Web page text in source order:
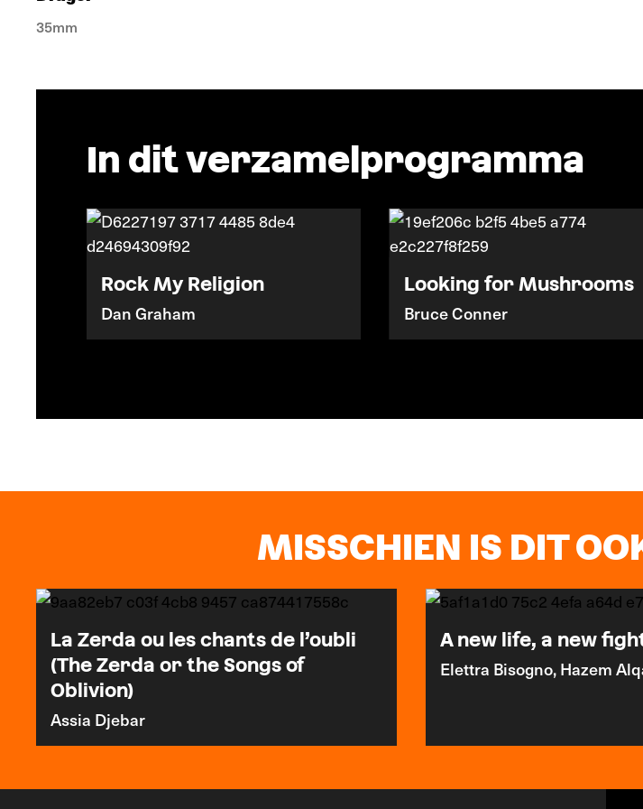
35mm
In dit verzamelprogramma
Rock My Religion
Dan Graham
Looking for Mushrooms
Bruce Conner
MISSCHIEN IS DIT
La Zerda ou les chants de l’oubli
(The Zerda or the Songs of
Oblivion)
Assia Djebar
A new life, a new
Elettra Bisogno, Hazem